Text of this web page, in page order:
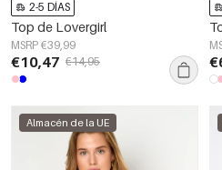
2-5 DÍAS
Top de Lovergirl
MSRP €39,99
€10,47 €14,95
Almacén de la UE